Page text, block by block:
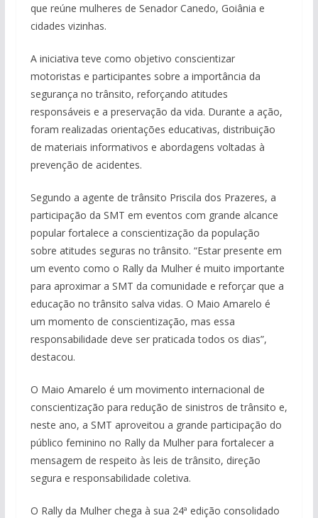
que reúne mulheres de Senador Canedo, Goiânia e
cidades vizinhas.
A iniciativa teve como objetivo conscientizar
motoristas e participantes sobre a importância da
segurança no trânsito, reforçando atitudes
responsáveis e a preservação da vida. Durante a ação,
foram realizadas orientações educativas, distribuição
de materiais informativos e abordagens voltadas à
prevenção de acidentes.
Segundo a agente de trânsito Priscila dos Prazeres, a
participação da SMT em eventos com grande alcance
popular fortalece a conscientização da população
sobre atitudes seguras no trânsito. “Estar presente em
um evento como o Rally da Mulher é muito importante
para aproximar a SMT da comunidade e reforçar que a
educação no trânsito salva vidas. O Maio Amarelo é
um momento de conscientização, mas essa
responsabilidade deve ser praticada todos os dias”,
destacou.
O Maio Amarelo é um movimento internacional de
conscientização para redução de sinistros de trânsito e,
neste ano, a SMT aproveitou a grande participação do
público feminino no Rally da Mulher para fortalecer a
mensagem de respeito às leis de trânsito, direção
segura e responsabilidade coletiva.
O Rally da Mulher chega à sua 24ª edição consolidado